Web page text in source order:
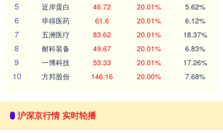
5 近岸蛋白 46.72 20.01% 5.62%
6 毕得医药 61.6 20.01% 6.12%
7 五洲医疗 83.62 20.01% 18.37%
8 耐科装备 49.67 20.01% 6.83%
9 一博科技 53.33 20.01% 17.26%
10 方邦股份 146.16 20.00% 7.68%
沪深京行情 实时轮播